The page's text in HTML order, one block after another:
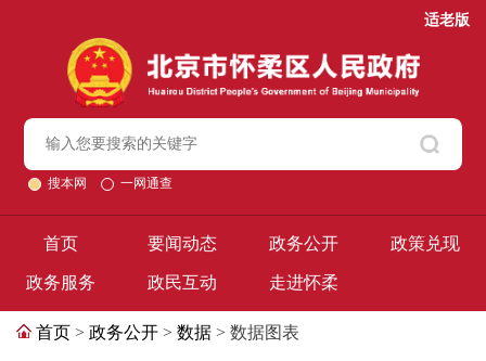
适老版
搜本网 一网通查
首页 要闻动态 政务公开 政策兑现
政务服务 政民互动 走进怀柔
首页 > 政务公开 > 数据 > 数据图表